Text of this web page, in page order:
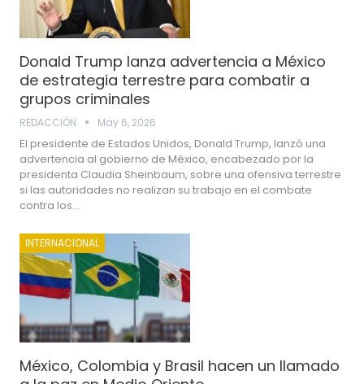
Donald Trump lanza advertencia a México
de estrategia terrestre para combatir a
grupos criminales
REDACCIÓN May 6, 2026
El presidente de Estados Unidos, Donald Trump, lanzó una
advertencia al gobierno de México, encabezado por la
presidenta Claudia Sheinbaum, sobre una ofensiva terrestre
si las autoridades no realizan su trabajo en el combate
contra los…
INTERNACIONAL
México, Colombia y Brasil hacen un llamado